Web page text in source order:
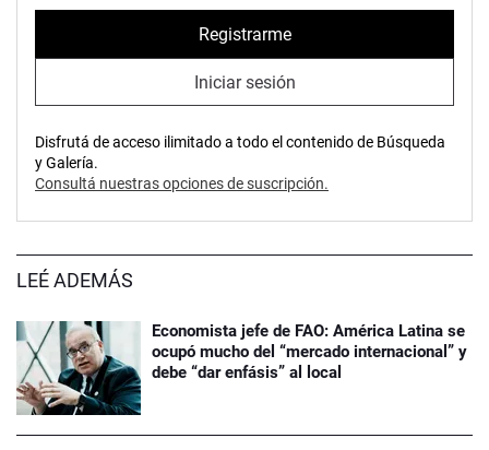
Registrarme
Iniciar sesión
Disfrutá de acceso ilimitado a todo el contenido de Búsqueda
y Galería.
Consultá nuestras opciones de suscripción.
LEÉ ADEMÁS
Economista jefe de FAO: América Latina se
ocupó mucho del “mercado internacional” y
debe “dar enfásis” al local